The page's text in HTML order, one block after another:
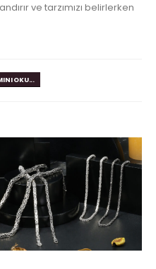
ve tarzımızı belirlerken
OKU...